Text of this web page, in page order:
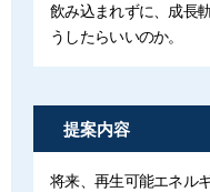
飲み込まれずに、成長
うしたらいいのか。
提案内容
将来、再生可能エネル